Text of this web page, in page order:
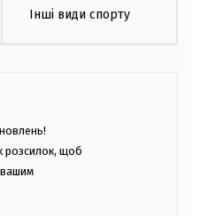
Інші види спорту
розсилок, щоб
вашим